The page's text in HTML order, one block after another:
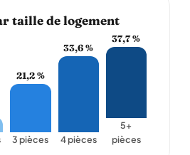
taille de logement
21,2 %
3 pièces
33,6 %
4 pièces
37,7 %
5+
pièces